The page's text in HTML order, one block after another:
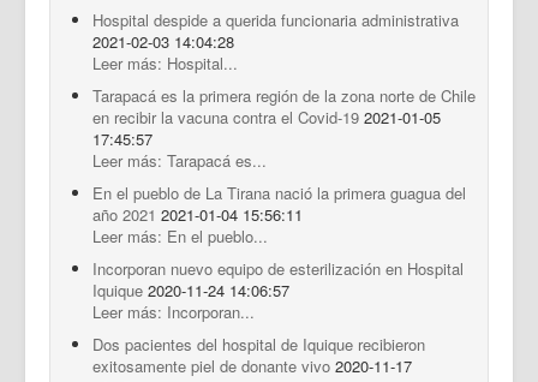
Hospital despide a querida funcionaria administrativa
2021-02-03 14:04:28
Leer más: Hospital...
Tarapacá es la primera región de la zona norte de Chile
en recibir la vacuna contra el Covid-19 2021-01-05
17:45:57
Leer más: Tarapacá es...
En el pueblo de La Tirana nació la primera guagua del
año 2021 2021-01-04 15:56:11
Leer más: En el pueblo...
Incorporan nuevo equipo de esterilización en Hospital
Iquique 2020-11-24 14:06:57
Leer más: Incorporan...
Dos pacientes del hospital de Iquique recibieron
exitosamente piel de donante vivo 2020-11-17